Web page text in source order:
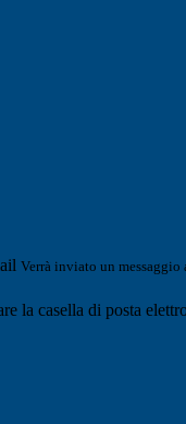
Verrà inviato un
la casella di posta